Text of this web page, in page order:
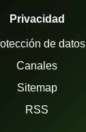
Privacidad
de datos
Canales
Sitemap
RSS